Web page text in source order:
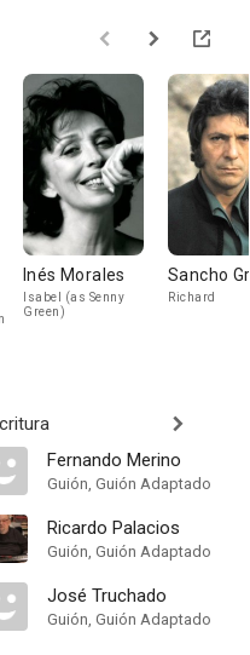
Inés Morales
Isabel (as Senny
Green)
Sancho
Richard
Fernando Merino
Guión, Guión Adaptado
Ricardo Palacios
Guión, Guión Adaptado
José Truchado
Guión, Guión Adaptado